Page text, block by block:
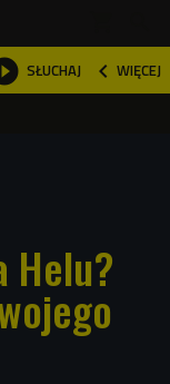
SŁUCHAJ  WIĘCEJ

Helu?